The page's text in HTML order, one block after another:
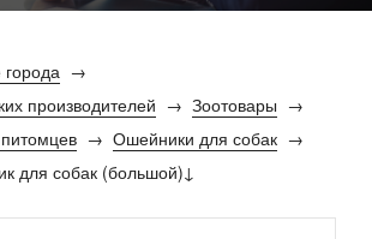
города
производителей
Зоотовары
Ошейники для собак
для собак (большой)